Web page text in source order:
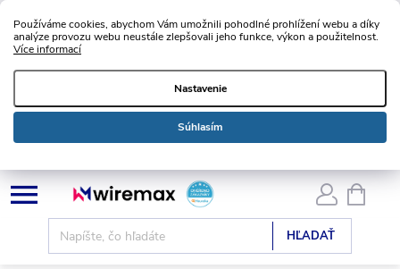
Používáme cookies, abychom Vám umožnili pohodlné prohlížení webu a díky
analýze provozu webu neustále zlepšovali jeho funkce, výkon a použitelnost.
Více informací
Nastavenie
Súhlasím
Prejsť
na
HĽADAŤ
KOŠÍK